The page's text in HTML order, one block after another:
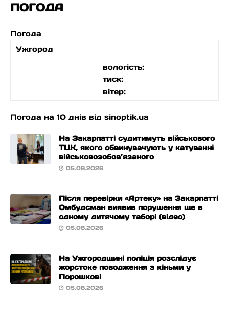
ПОГОДА
Погода
Ужгород
вологість:
тиск:
вітер:
Погода на 10 днів від sinoptik.ua
На Закарпатті судитимуть військового
ТЦК, якого обвинувачують у катуванні
військовозобов’язаного
05.08.2026
Після перевірки «Артеку» на Закарпатті
Омбудсман виявив порушення ще в
одному дитячому таборі (відео)
05.08.2026
На Ужгородщині поліція розслідує
жорстоке поводження з кіньми у
Порошкові
05.08.2026